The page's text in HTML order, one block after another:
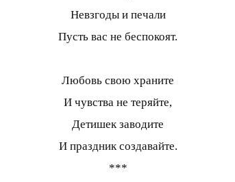
Невзгоды и печали
Пусть вас не беспокоят.
Любовь свою храните
И чувства не теряйте,
Детишек заводите
И праздник создавайте.
***